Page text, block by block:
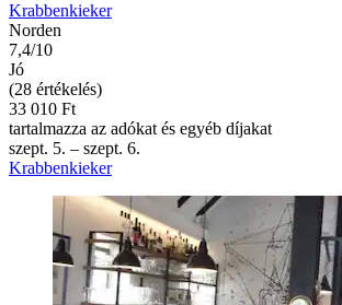
Krabbenkieker
Norden
7,4/10
Jó
(28 értékelés)
33 010 Ft
tartalmazza az adókat és egyéb díjakat
szept. 5. – szept. 6.
Krabbenkieker